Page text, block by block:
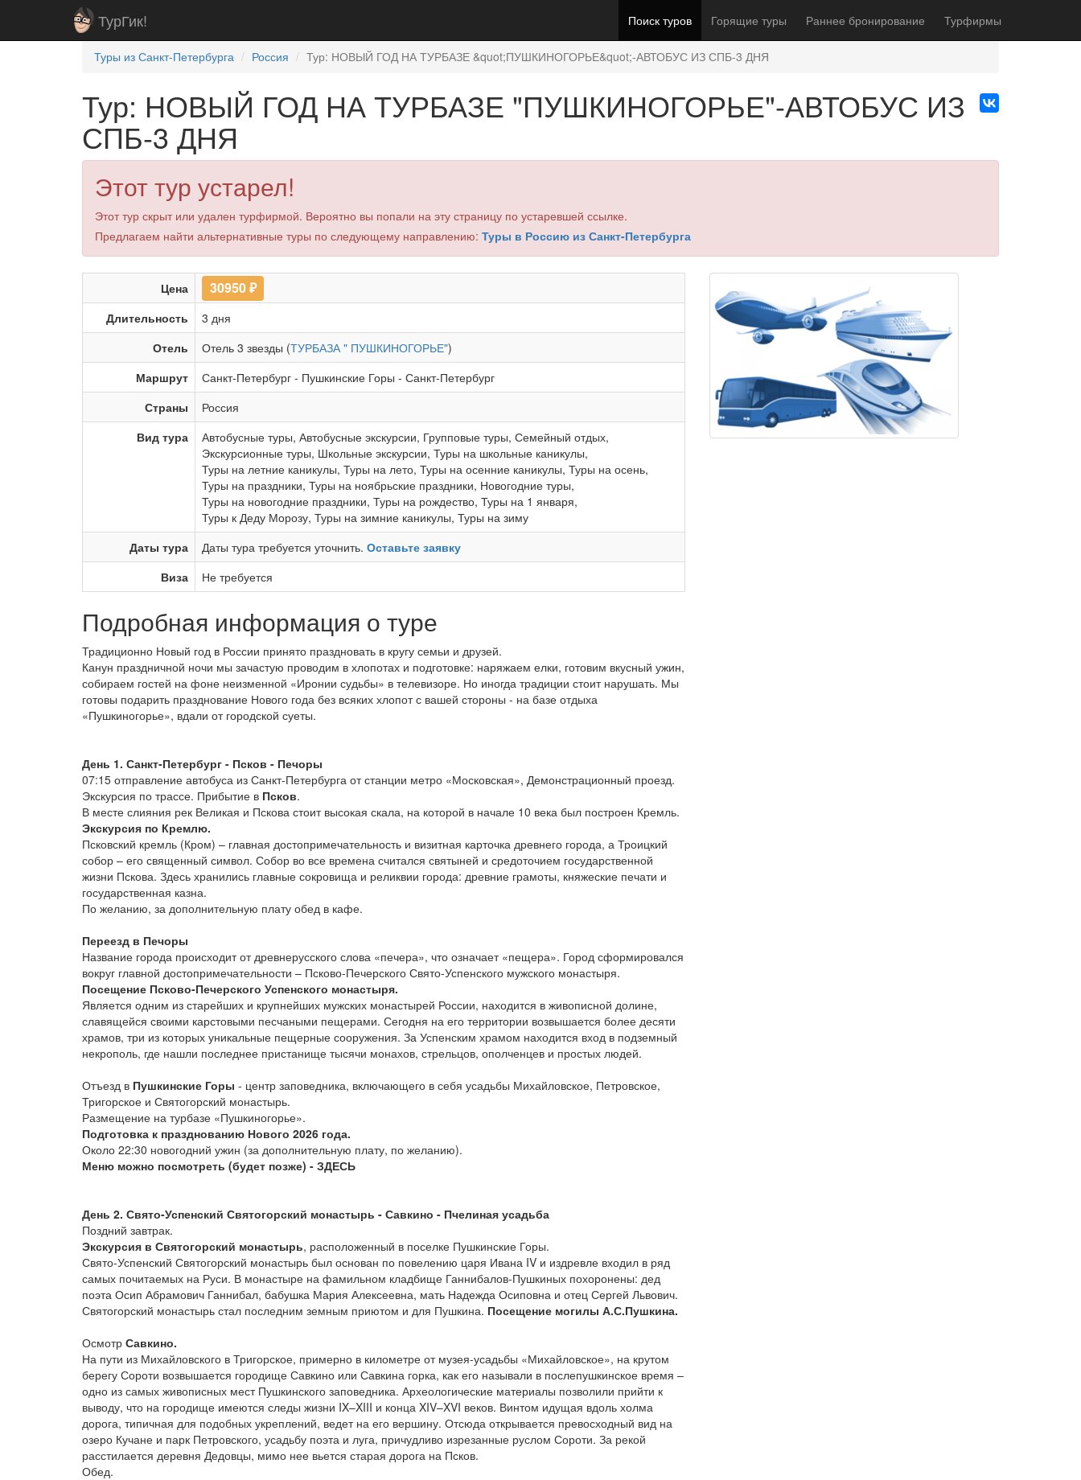
ТурГик! Поиск туров Горящие туры Раннее бронирование Турфирмы
Туры из Санкт-Петербурга Россия Тур: НОВЫЙ ГОД НА ТУРБАЗЕ &quot;ПУШКИНОГОРЬЕ&quot;-АВТОБУС ИЗ СПБ-3 ДНЯ
Тур: НОВЫЙ ГОД НА ТУРБАЗЕ "ПУШКИНОГОРЬЕ"-АВТОБУС ИЗ
СПБ-3 ДНЯ
Этот тур устарел!
Этот тур скрыт или удален турфирмой. Вероятно вы попали на эту страницу по устаревшей ссылке.
Предлагаем найти альтернативные туры по следующему направлению: Туры в Россию из Санкт-Петербурга
Цена 30950₽
Длительность
3 дня
Отель
Отель 3 звезды (ТУРБАЗА " ПУШКИНОГОРЬЕ")
Маршрут
Санкт-Петербург - Пушкинские Горы - Санкт-Петербург
Страны
Россия
Вид тура
Автобусные туры, Автобусные экскурсии, Групповые туры, Семейный отдых,
Экскурсионные туры, Школьные экскурсии, Туры на школьные каникулы,
Туры на летние каникулы, Туры на лето, Туры на осенние каникулы, Туры на осень,
Туры на праздники, Туры на ноябрьские праздники, Новогодние туры,
Туры на новогодние праздники, Туры на рождество, Туры на 1 января,
Туры к Деду Морозу, Туры на зимние каникулы, Туры на зиму
Даты тура
Даты тура требуется уточнить. Оставьте заявку
Виза
Не требуется
Подробная информация о туре
Традиционно Новый год в России принято праздновать в кругу семьи и друзей.
Канун праздничной ночи мы зачастую проводим в хлопотах и подготовке: наряжаем елки, готовим вкусный ужин,
собираем гостей на фоне неизменной «Иронии судьбы» в телевизоре. Но иногда традиции стоит нарушать. Мы
готовы подарить празднование Нового года без всяких хлопот с вашей стороны - на базе отдыха
«Пушкиногорье», вдали от городской суеты.
День 1. Санкт-Петербург - Псков - Печоры
07:15 отправление автобуса из Санкт-Петербурга от станции метро «Московская», Демонстрационный проезд.
Экскурсия по трассе. Прибытие в Псков.
В месте слияния рек Великая и Пскова стоит высокая скала, на которой в начале 10 века был построен Кремль.
Экскурсия по Кремлю.
Псковский кремль (Кром) – главная достопримечательность и визитная карточка древнего города, а Троицкий
собор – его священный символ. Собор во все времена считался святыней и средоточием государственной
жизни Пскова. Здесь хранились главные сокровища и реликвии города: древние грамоты, княжеские печати и
государственная казна.
По желанию, за дополнительную плату обед в кафе.
Переезд в Печоры
Название города происходит от древнерусского слова «печера», что означает «пещера». Город сформировался
вокруг главной достопримечательности – Псково-Печерского Свято-Успенского мужского монастыря.
Посещение Псково-Печерского Успенского монастыря.
Является одним из старейших и крупнейших мужских монастырей России, находится в живописной долине,
славящейся своими карстовыми песчаными пещерами. Сегодня на его территории возвышается более десяти
храмов, три из которых уникальные пещерные сооружения. За Успенским храмом находится вход в подземный
некрополь, где нашли последнее пристанище тысячи монахов, стрельцов, ополченцев и простых людей.
Отъезд в Пушкинские Горы - центр заповедника, включающего в себя усадьбы Михайловское, Петровское,
Тригорское и Святогорский монастырь.
Размещение на турбазе «Пушкиногорье».
Подготовка к празднованию Нового 2026 года.
Около 22:30 новогодний ужин (за дополнительную плату, по желанию).
Меню можно посмотреть (будет позже) - ЗДЕСЬ
День 2. Свято-Успенский Святогорский монастырь - Савкино - Пчелиная усадьба
Поздний завтрак.
Экскурсия в Святогорский монастырь, расположенный в поселке Пушкинские Горы.
Свято-Успенский Святогорский монастырь был основан по повелению царя Ивана IV и издревле входил в ряд
самых почитаемых на Руси. В монастыре на фамильном кладбище Ганнибалов-Пушкиных похоронены: дед
поэта Осип Абрамович Ганнибал, бабушка Мария Алексеевна, мать Надежда Осиповна и отец Сергей Львович.
Святогорский монастырь стал последним земным приютом и для Пушкина. Посещение могилы А.С.Пушкина.
Осмотр Савкино.
На пути из Михайловского в Тригорское, примерно в километре от музея-усадьбы «Михайловское», на крутом
берегу Сороти возвышается городище Савкино или Савкина горка, как его называли в послепушкинское время –
одно из самых живописных мест Пушкинского заповедника. Археологические материалы позволили прийти к
выводу, что на городище имеются следы жизни IX–XIII и конца XIV–XVI веков. Винтом идущая вдоль холма
дорога, типичная для подобных укреплений, ведет на его вершину. Отсюда открывается превосходный вид на
озеро Кучане и парк Петровского, усадьбу поэта и луга, причудливо изрезанные руслом Сороти. За рекой
расстилается деревня Дедовцы, мимо нее вьется старая дорога на Псков.
Обед.